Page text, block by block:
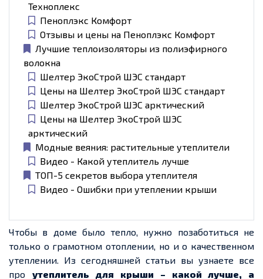
Техноплекс
Пеноплэкс Комфорт
Отзывы и цены на Пеноплэкс Комфорт
Лучшие теплоизоляторы из полиэфирного
волокна
Шелтер ЭкоСтрой ШЭС стандарт
Цены на Шелтер ЭкоСтрой ШЭС стандарт
Шелтер ЭкоСтрой ШЭС арктический
Цены на Шелтер ЭкоСтрой ШЭС
арктический
Модные веяния: растительные утеплители
Видео - Какой утеплитель лучше
ТОП-5 секретов выбора утеплителя
Видео - Ошибки при утеплении крыши
Чтобы в доме было тепло, нужно позаботиться не
только о грамотном отоплении, но и о качественном
утеплении. Из сегодняшней статьи вы узнаете все
про утеплитель для крыши – какой лучше, а